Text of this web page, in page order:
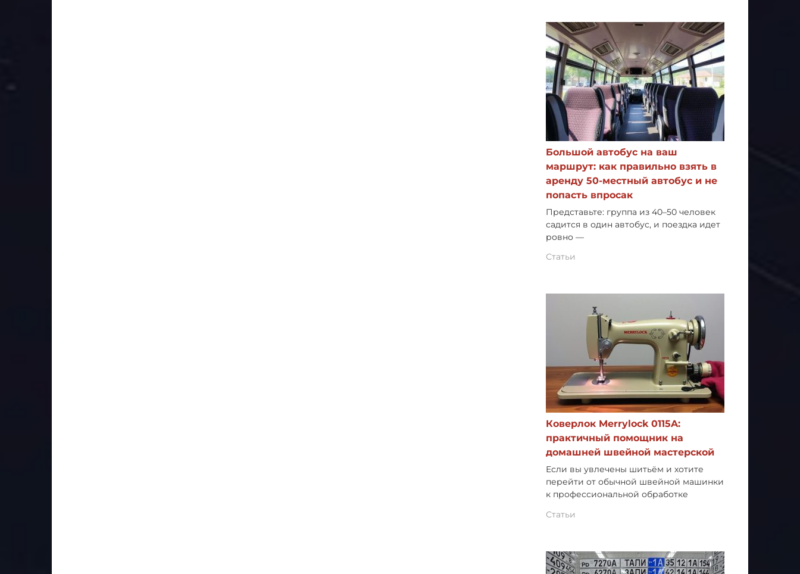
Большой автобус на ваш
маршрут: как правильно взять в
аренду 50-местный автобус и не
попасть впросак
Представьте: группа из 40–50 человек
садится в один автобус, и поездка идет
ровно —
Статьи
Коверлок Merrylock 0115A:
практичный помощник на
домашней швейной мастерской
Если вы увлечены шитьём и хотите
перейти от обычной швейной машинки
к профессиональной обработке
Статьи